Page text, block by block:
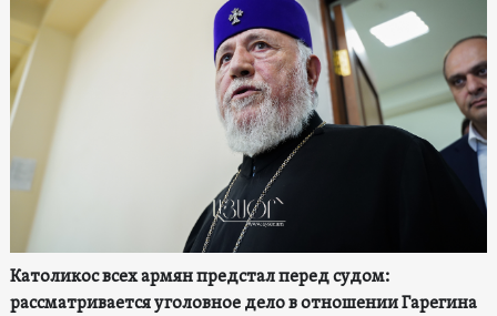
Католикос всех армян предстал перед судом:
рассматривается уголовное дело в отношении Гарегина